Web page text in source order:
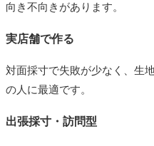
向き不向きがあります。
実店舗で作る
対面採寸で失敗が少なく、生
の人に最適です。
出張採寸・訪問型